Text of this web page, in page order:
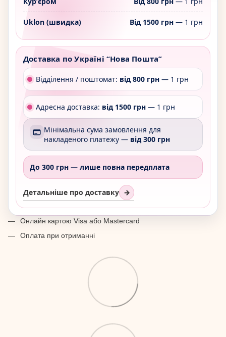
Uklon (швидка) Від 1500 грн— 1 грн
Доставка по Україні “Нова Пошта”
Відділення / поштомат: від 800 грн — 1 грн
Адресна доставка: від 1500 грн — 1 грн
Мінімальна сума замовлення для
накладеного платежу — від 300 грн
До 300 грн — лише повна передплата
Детальніше про доставку →
Онлайн картою Visa або Mastercard
Оплата при отриманні